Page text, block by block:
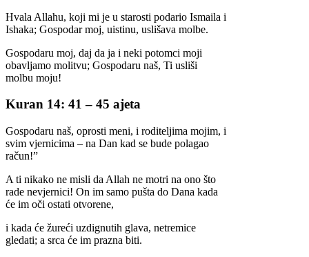
Hvala Allahu, koji mi je u starosti podario Ismaila i
Ishaka; Gospodar moj, uistinu, uslišava molbe.
Gospodaru moj, daj da ja i neki potomci moji
obavljamo molitvu; Gospodaru naš, Ti usliši
molbu moju!
Kuran 14: 41 – 45 ajeta
Gospodaru naš, oprosti meni, i roditeljima mojim, i
svim vjernicima – na Dan kad se bude polagao
račun!”
A ti nikako ne misli da Allah ne motri na ono što
rade nevjernici! On im samo pušta do Dana kada
će im oči ostati otvorene,
i kada će žureći uzdignutih glava, netremice
gledati; a srca će im prazna biti.